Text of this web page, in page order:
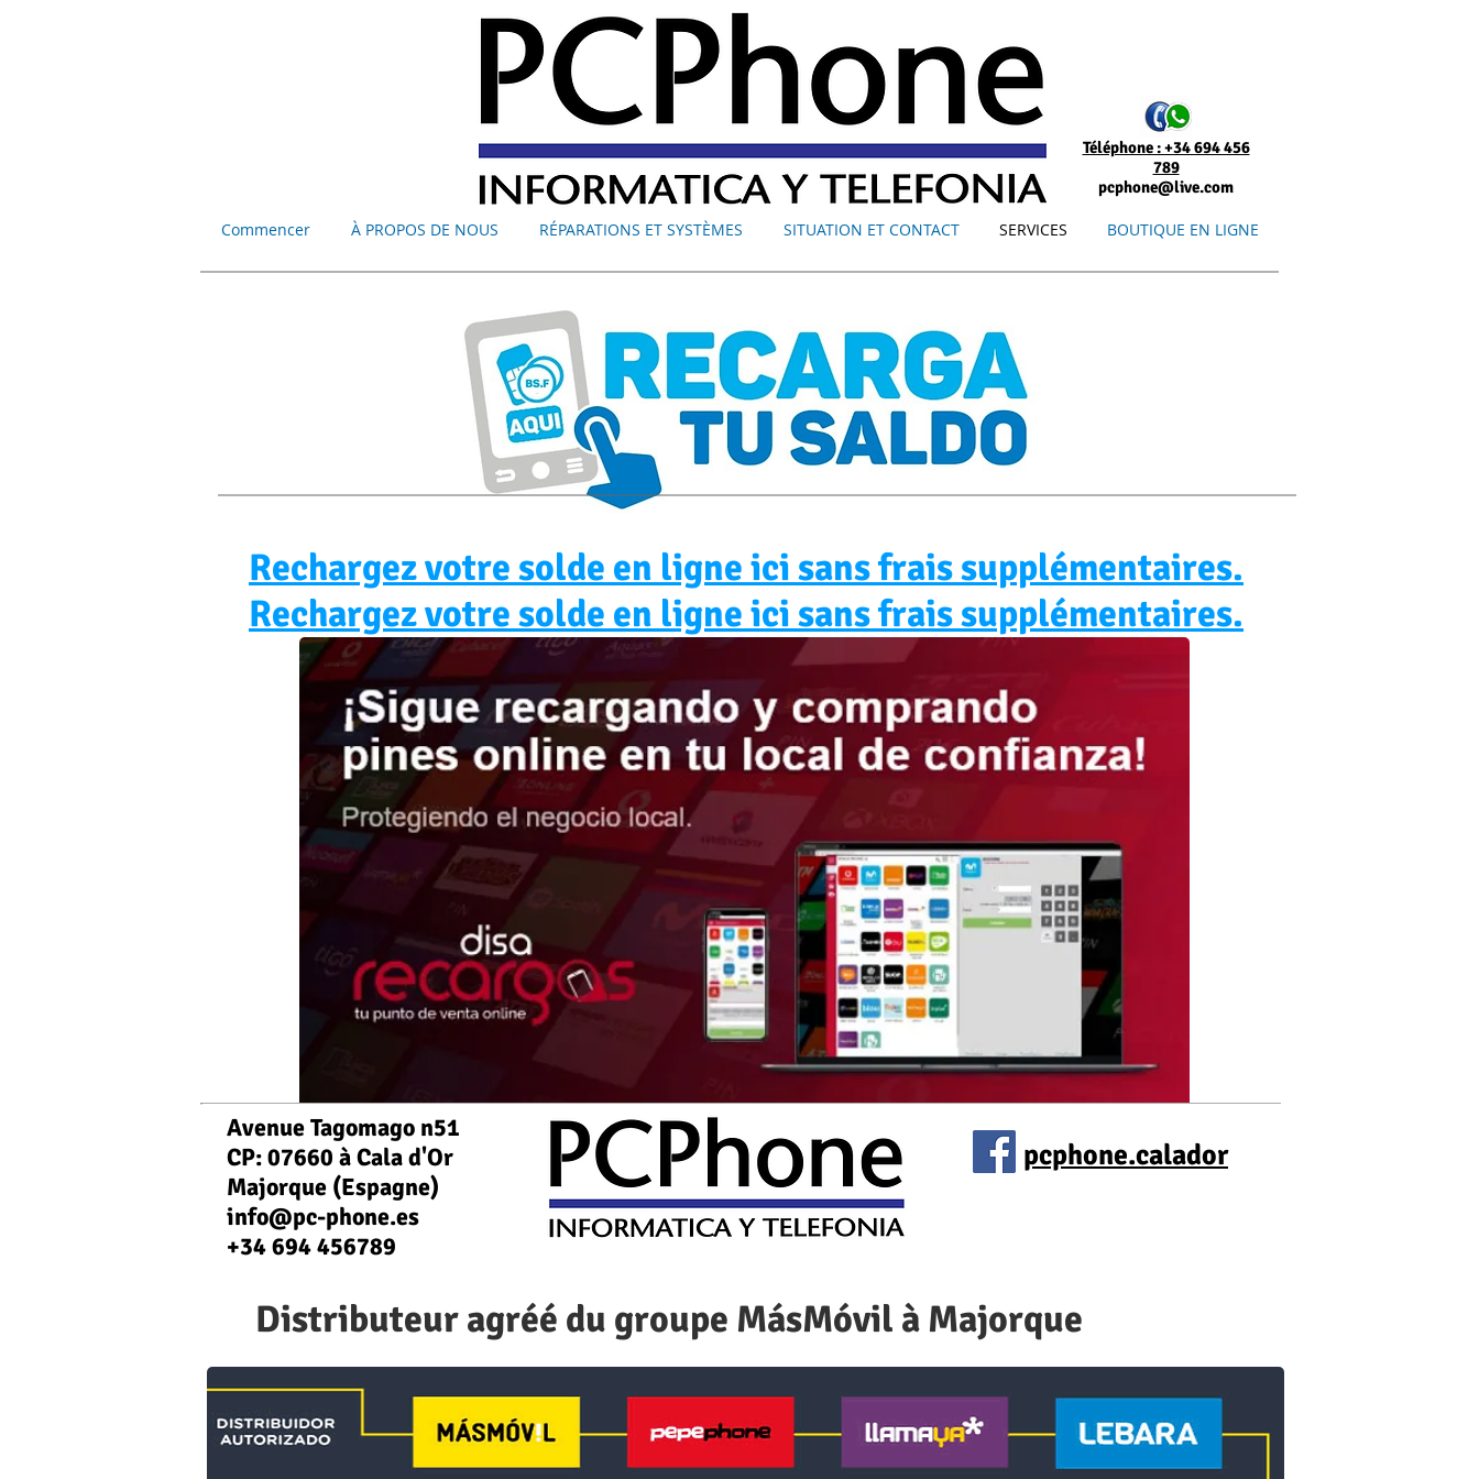
Téléphone : +34 694 456
789
pcphone@live.com
Commencer À PROPOS DE NOUS RÉPARATIONS ET SYSTÈMES SITUATION ET CONTACT SERVICES BOUTIQUE EN LIGNE
Rechargez votre solde en ligne ici sans frais supplémentaires.
Rechargez votre solde en ligne ici sans frais supplémentaires.
Avenue Tagomago n51
CP: 07660 à Cala d'Or
Majorque (Espagne)
info@pc-phone.es
+34 694 456789
pcphone.calador
Distributeur agréé du groupe MásMóvil à Majorque